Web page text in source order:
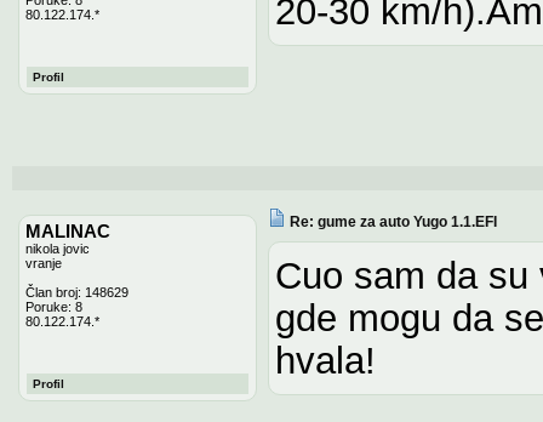
80.122.174.*
Profil
20-30 km/
MALINAC
nikola jovic
vranje
Član broj: 148629
Poruke: 8
80.122.174.*
Profil
Re: gume za auto Yugo 1.1.EFI
Cuo sam da su
gde mogu da
hvala!